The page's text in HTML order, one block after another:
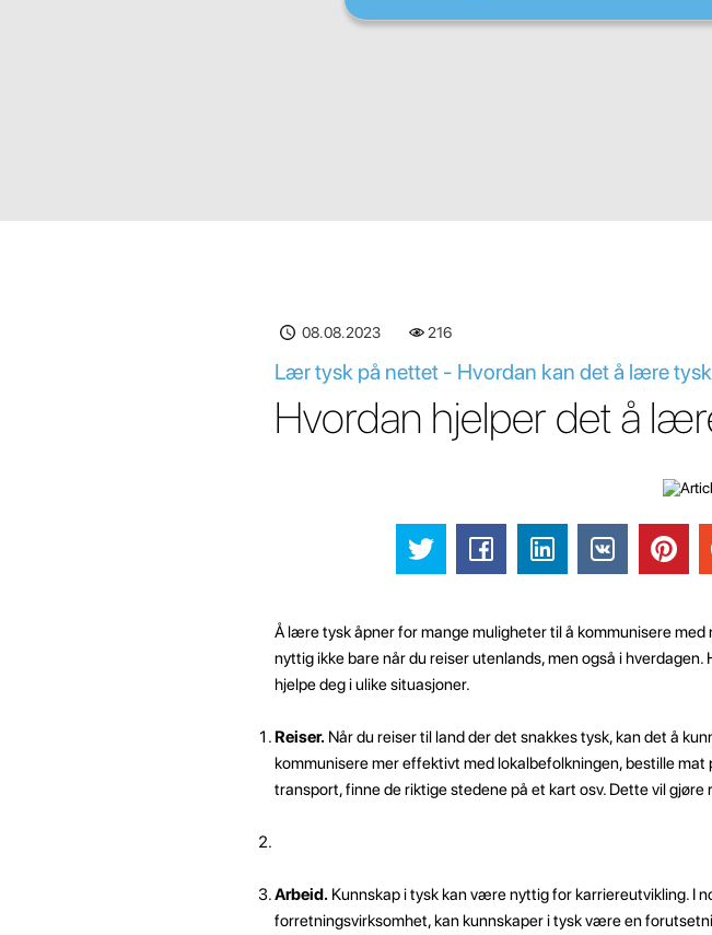
08.08.2023 216
Lær tysk på nettet - Hvordan kan det å lære
Hvordan hjelper det å
Å lære tysk åpner for mange muligheter til å kommunisere
nyttig ikke bare når du reiser utenlands, men også i
hjelpe deg i ulike situasjoner.
Reiser.Når du reiser til land der det snakkes tysk, kan det å
kommunisere mer effektivt med lokalbefolkningen, bestille
transport, finne de riktige stedene på et kart osv. Dette vil
Arbeid.Kunnskap i tysk kan være nyttig for karriereutvikling. I
forretningsvirksomhet, kan kunnskaper i tysk være en